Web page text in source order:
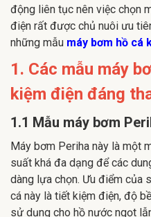
động liên tục nên việc chọn
điện rất được chủ nuôi ưu
những mẫu máy bơm hồ cá
1. Các mẫu máy
kiệm điện đáng
1.1 Mẫu máy bơm
Máy bơm Periha này là một
suất khá đa dạng để các
dàng lựa chọn. Ưu điểm của
cá này là tiết kiệm điện, độ
sử dụng cho hồ nước ngọt